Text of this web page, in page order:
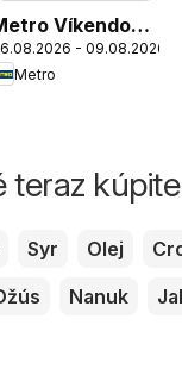
Víkendová
NF
- 09.08.2026
Metro
teraz
Syr Olej
Nanuk